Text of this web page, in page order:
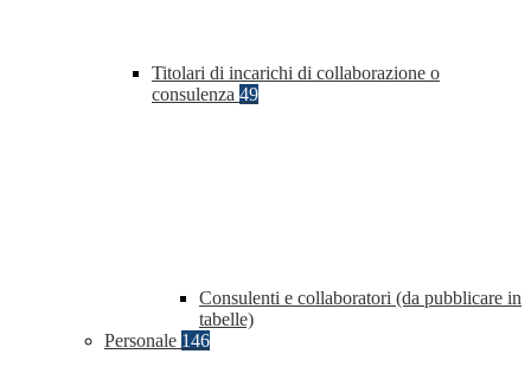
Titolari di incarichi di collaborazione o
consulenza 49
Consulenti e collaboratori (da pubblicare in
tabelle)
Personale 146